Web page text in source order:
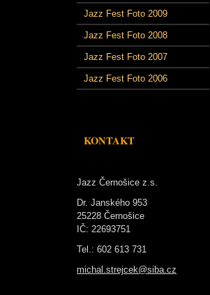
Jazz Fest Foto 2009
Jazz Fest Foto 2008
Jazz Fest Foto 2007
Jazz Fest Foto 2006
KONTAKT
Jazz Černošice z.s.
Dr. Janského 953
25228 Černošice
IČ: 22693751
Tel.: 602 613 731
michal.strejcek@siba.cz